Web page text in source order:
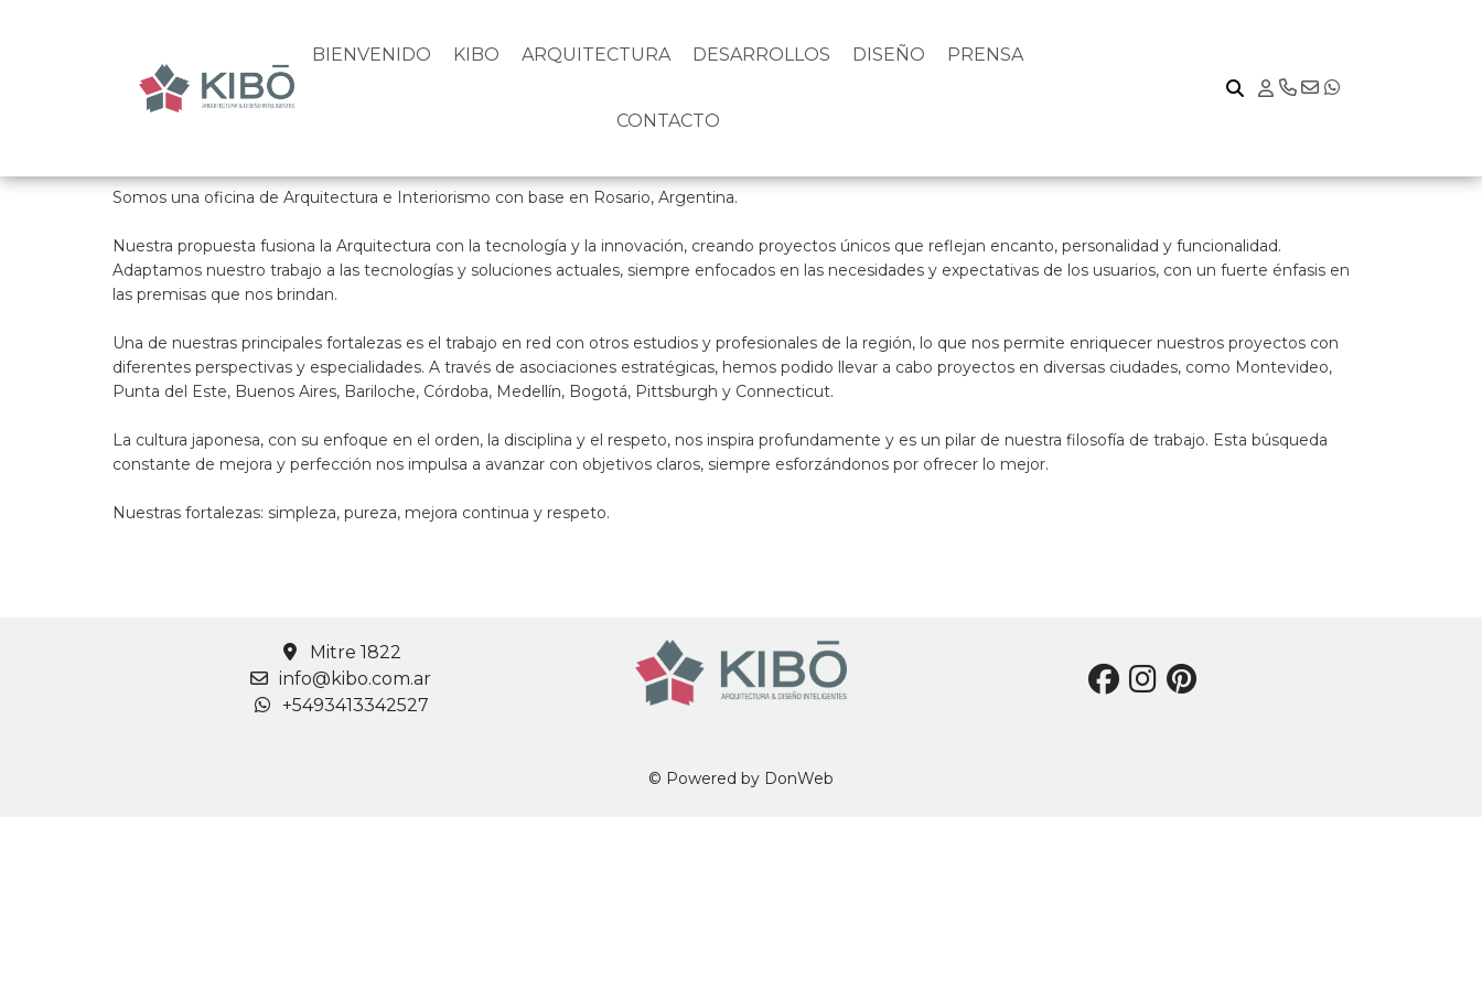
BIENVENIDO KIBO ARQUITECTURA DESARROLLOS DISEÑO PRENSA
CONTACTO
Somos una oficina de Arquitectura e Interiorismo con base en Rosario, Argentina.
Nuestra propuesta fusiona la Arquitectura con la tecnología y la innovación, creando proyectos únicos que reflejan encanto, personalidad y funcionalidad.
Adaptamos nuestro trabajo a las tecnologías y soluciones actuales, siempre enfocados en las necesidades y expectativas de los usuarios, con un fuerte énfasis en
las premisas que nos brindan.
Una de nuestras principales fortalezas es el trabajo en red con otros estudios y profesionales de la región, lo que nos permite enriquecer nuestros proyectos con
diferentes perspectivas y especialidades. A través de asociaciones estratégicas, hemos podido llevar a cabo proyectos en diversas ciudades, como Montevideo,
Punta del Este, Buenos Aires, Bariloche, Córdoba, Medellín, Bogotá, Pittsburgh y Connecticut.
La cultura japonesa, con su enfoque en el orden, la disciplina y el respeto, nos inspira profundamente y es un pilar de nuestra filosofía de trabajo. Esta búsqueda
constante de mejora y perfección nos impulsa a avanzar con objetivos claros, siempre esforzándonos por ofrecer lo mejor.
Nuestras fortalezas: simpleza, pureza, mejora continua y respeto.
Mitre 1822
info@kibo.com.ar
+5493413342527
© Powered by DonWeb